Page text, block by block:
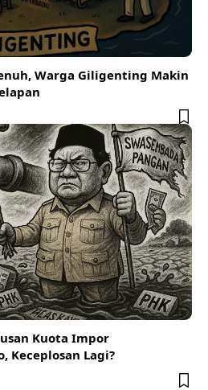
Warga Giligenting Makin
Kuota Impor
Keceplosan Lagi?